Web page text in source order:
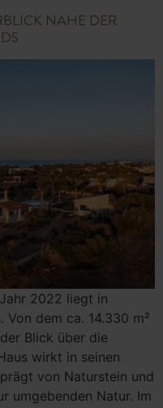
NAHE DER
2022 liegt in
Von dem ca. 14.330 m²
Blick über die
wirkt in seinen
von Naturstein und
umgebenden Natur. Im